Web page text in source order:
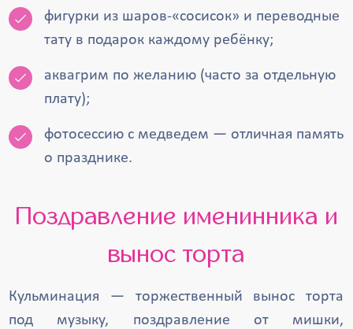
фигурки из шаров-«сосисок» и переводные
тату в подарок каждому ребёнку;
аквагрим по желанию (часто за отдельную
плату);
фотосессию с медведем — отличная память
о празднике.
Поздравление именинника и
вынос торта
Кульминация — торжественный вынос торта
под музыку, поздравление от мишки,